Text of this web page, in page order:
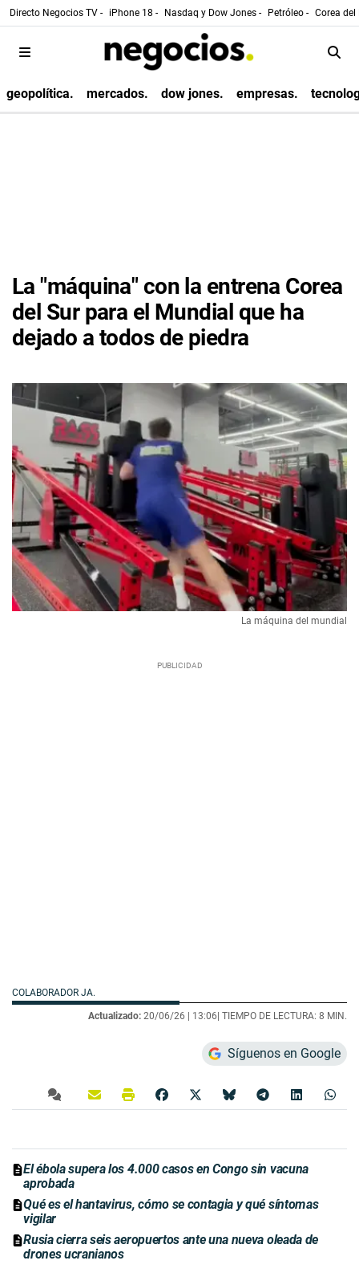
Directo Negocios TV - iPhone 18 - Nasdaq y Dow Jones - Petróleo - Corea
geopolítica. mercados. dow jones. empresas.
La "máquina" con la entrena Corea
del Sur para el Mundial que ha
dejado a todos de piedra
La máquina del mundial
COLABORADOR JA.
Actualizado: 20/06/26 | 13:06 | TIEMPO DE LECTURA: 8 MIN.
Síguenos en Google
El ébola supera los 4.000 casos en Congo sin vacuna
aprobada
Qué es el hantavirus, cómo se contagia y qué síntomas
vigilar
Rusia cierra seis aeropuertos ante una nueva oleada de
drones ucranianos